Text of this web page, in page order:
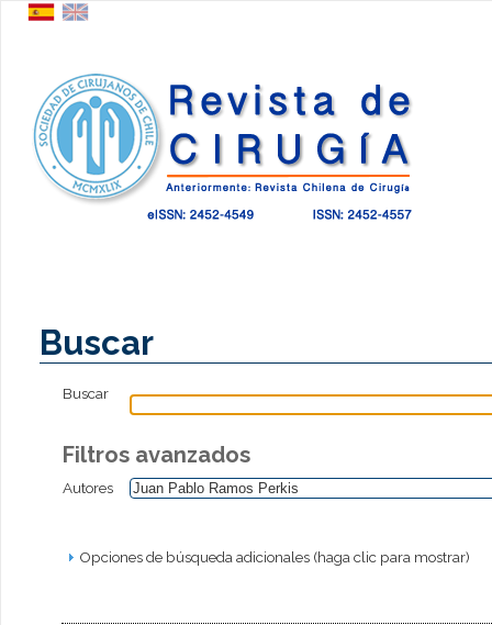
Buscar
Buscar
Filtros avanzados
Autores
Opciones de búsqueda adicionales (haga clic para mostrar)